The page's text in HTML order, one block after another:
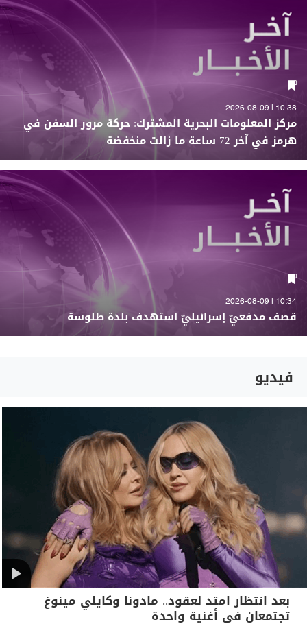
10:38 | 2026-08-09
مركز المعلومات البحرية المشترك: حركة مرور السفن في
هرمز في آخر 72 ساعة ما زالت منخفضة
10:34 | 2026-08-09
قصف مدفعيّ إسرائيليّ استهدف بلدة طلوسة
فيديو
بعد انتظار امتد لعقود.. مادونا وكايلي مينوغ
تجتمعان في أغنية واحدة